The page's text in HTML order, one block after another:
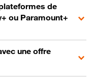
de
ou Paramount+
une offre